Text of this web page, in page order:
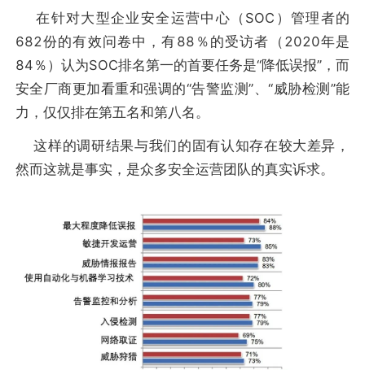
在针对大型企业安全运营中心（SOC）管理者的
682份的有效问卷中，有88％的受访者（2020年是
84％）认为SOC排名第一的首要任务是“降低误报”，而
安全厂商更加看重和强调的“告警监测”、“威胁检测”能
力，仅仅排在第五名和第八名。
这样的调研结果与我们的固有认知存在较大差异，
然而这就是事实，是众多安全运营团队的真实诉求。